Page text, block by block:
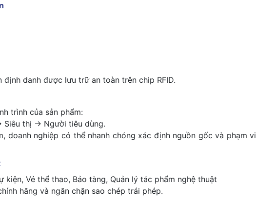
danh được lưu trữ an toàn trên chip RFID.
trình của sản phẩm:
thị → Người tiêu dùng.
doanh nghiệp có thể nhanh chóng xác định nguồn gốc và phạm vi
kiện, Vé thể thao, Bảo tàng, Quản lý tác phẩm nghệ thuật
hãng và ngăn chặn sao chép trái phép.